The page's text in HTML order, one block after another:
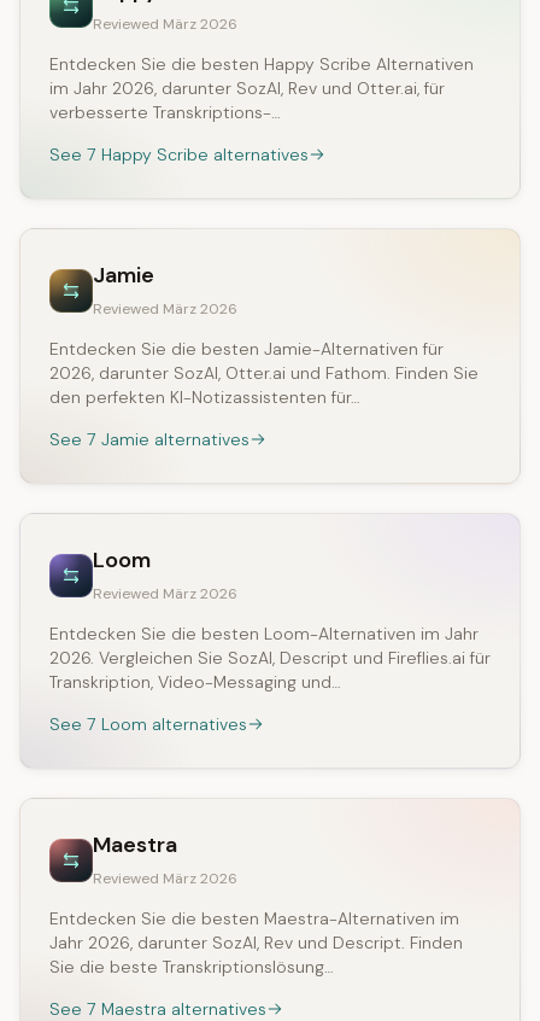
Reviewed März 2026
Entdecken Sie die besten Happy Scribe Alternativen
im Jahr 2026, darunter SozAI, Rev und Otter.ai, für
verbesserte Transkriptions-…
See 7 Happy Scribe alternatives
Jamie
Reviewed März 2026
Entdecken Sie die besten Jamie-Alternativen für
2026, darunter SozAI, Otter.ai und Fathom. Finden Sie
den perfekten KI-Notizassistenten für…
See 7 Jamie alternatives
Loom
Reviewed März 2026
Entdecken Sie die besten Loom-Alternativen im Jahr
2026. Vergleichen Sie SozAI, Descript und Fireflies.ai für
Transkription, Video-Messaging und…
See 7 Loom alternatives
Maestra
Reviewed März 2026
Entdecken Sie die besten Maestra-Alternativen im
Jahr 2026, darunter SozAI, Rev und Descript. Finden
Sie die beste Transkriptionslösung…
See 7 Maestra alternatives